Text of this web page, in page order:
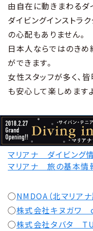
由自在に動きまわるダ
ダイビングインストラ
の心配もありません。
日本人ならではのき
ができます。
女性スタッフが多く、
も安心して楽しめます
マリアナ ダイビング
マリアナ 旅の基本情
◯NMDOA（北マリア
◯株式会社キヌガワ
◯株式会社タバタ